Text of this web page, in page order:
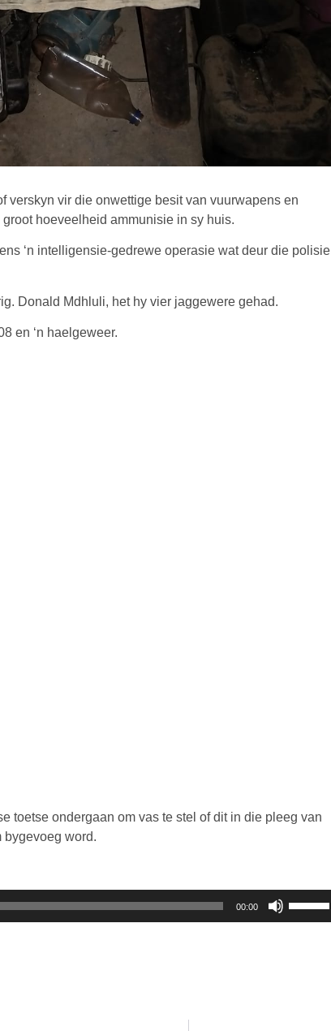
verskyn vir die onwettige besit van vuurwapens en
hoeveelheid ammunisie in sy huis.
‘n intelligensie-gedrewe operasie wat deur die polisie
Donald Mdhluli, het hy vier jaggewere gehad.
en ‘n haelgeweer.
toetse ondergaan om vas te stel of dit in die pleeg van
bygevoeg word.
00:00